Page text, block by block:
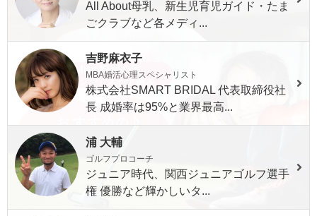
All About母乳、新生児育児ガイド・たま
ごクラブなど各メディ...
吉野麻衣子
MBA婚活心理スペシャリスト
株式会社SMART BRIDAL 代表取締役社
長 成婚率は95%と業界最高...
浦 大輔
ゴルフプロコーチ
ジュニア時代、関西ジュニアゴルフ選手
権 優勝など輝かしいタ...